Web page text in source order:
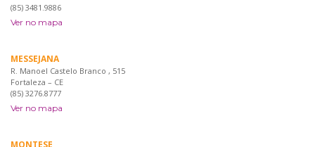
(85) 3481.9886
Ver no mapa
MESSEJANA
R. Manoel Castelo Branco , 515
Fortaleza – CE
(85) 3276.8777
Ver no mapa